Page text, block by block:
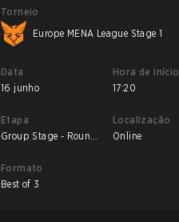
Torneio
Europe MENA League Stage 1
Data
16 junho
Hora de início
17:20
Etapa
Group Stage - Round
Localização
Online
Formato
Best of 3